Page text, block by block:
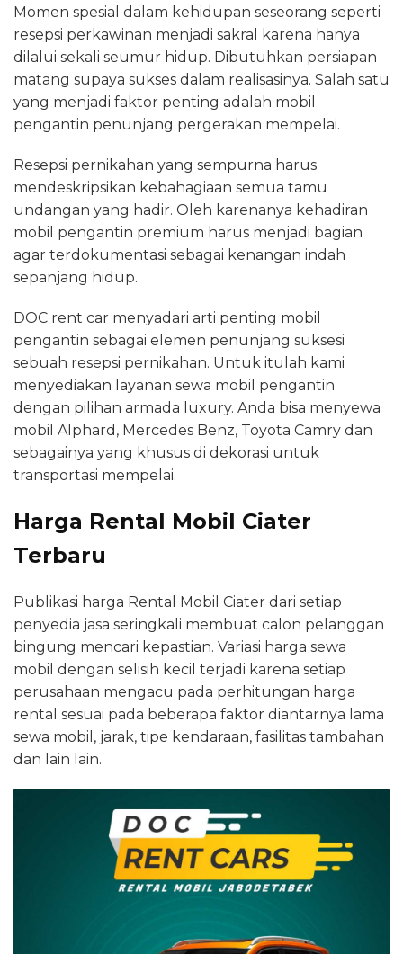
Momen spesial dalam kehidupan seseorang seperti
resepsi perkawinan menjadi sakral karena hanya
dilalui sekali seumur hidup. Dibutuhkan persiapan
matang supaya sukses dalam realisasinya. Salah satu
yang menjadi faktor penting adalah mobil
pengantin penunjang pergerakan mempelai.
Resepsi pernikahan yang sempurna harus
mendeskripsikan kebahagiaan semua tamu
undangan yang hadir. Oleh karenanya kehadiran
mobil pengantin premium harus menjadi bagian
agar terdokumentasi sebagai kenangan indah
sepanjang hidup.
DOC rent car menyadari arti penting mobil
pengantin sebagai elemen penunjang suksesi
sebuah resepsi pernikahan. Untuk itulah kami
menyediakan layanan sewa mobil pengantin
dengan pilihan armada luxury. Anda bisa menyewa
mobil Alphard, Mercedes Benz, Toyota Camry dan
sebagainya yang khusus di dekorasi untuk
transportasi mempelai.
Harga Rental Mobil Ciater
Terbaru
Publikasi harga Rental Mobil Ciater dari setiap
penyedia jasa seringkali membuat calon pelanggan
bingung mencari kepastian. Variasi harga sewa
mobil dengan selisih kecil terjadi karena setiap
perusahaan mengacu pada perhitungan harga
rental sesuai pada beberapa faktor diantarnya lama
sewa mobil, jarak, tipe kendaraan, fasilitas tambahan
dan lain lain.